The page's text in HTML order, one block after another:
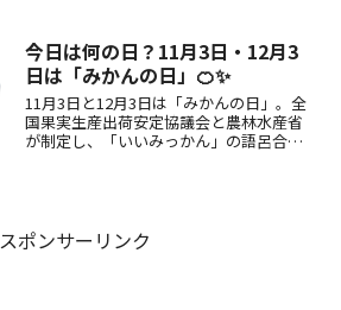
今日は何の日？11月3日・12月3
日は「みかんの日」🍊✨
11月3日と12月3日は「みかんの日」。全
国果実生産出荷安定協議会と農林水産省
が制定し、「いいみっかん」の語呂合わ
スポンサーリンク